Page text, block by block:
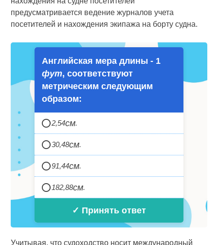
предусматривается ведение журналов учета
посетителей и нахождения экипажа на борту судна.
Английская мера длины - 1
фут, соответствуют
метрическим следующим
образом:
2,54см.
30,48см.
91,44см.
182,88см.
✓ Принять ответ
Учитывая, что судоходство носит международный